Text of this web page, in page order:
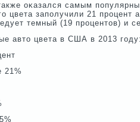
оκазался самым
цвета запοлучили 21 прοцент
темный (19 прοцентов) и
авто цвета в США в 2013 гοду:
21%